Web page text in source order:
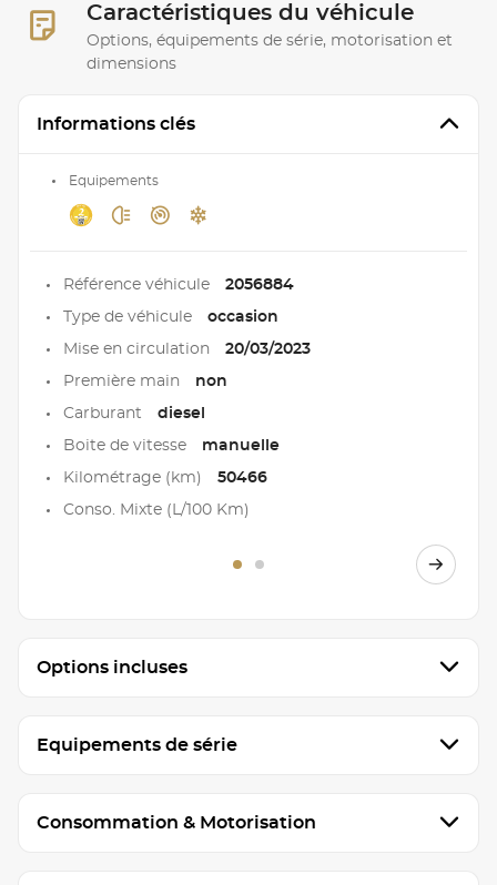
Caractéristiques du véhicule
Options, équipements de série, motorisation et
dimensions
Informations clés
Equipements
Référence véhicule 2056884
Type de véhicule occasion
Mise en circulation 20/03/2023
Première main non
Carburant diesel
Boite de vitesse manuelle
Kilométrage (km) 50466
Conso. Mixte (L/100 Km)
Options incluses
Equipements de série
Consommation & Motorisation